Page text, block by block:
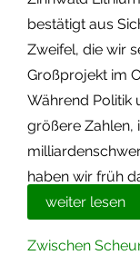
Termine
Newsletter
bestätigt aus
Zweifel, die wir
Großprojekt im
Während Politik
größere Zahlen,
haben wir früh
weiter lesen
Zwischen